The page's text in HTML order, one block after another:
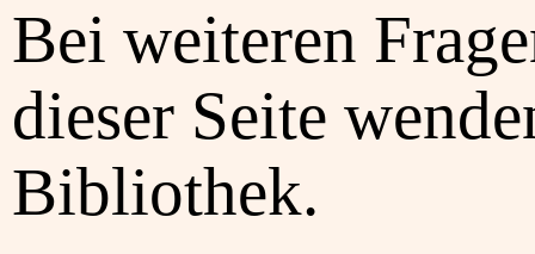
Bei weiteren
dieser Seite
Bibliothek.